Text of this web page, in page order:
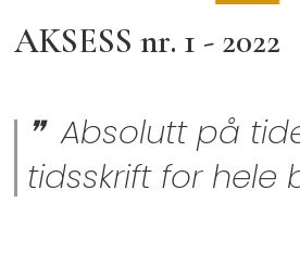
AKSESS nr. 1 - 2022
Absolutt på
tidsskrift for hele